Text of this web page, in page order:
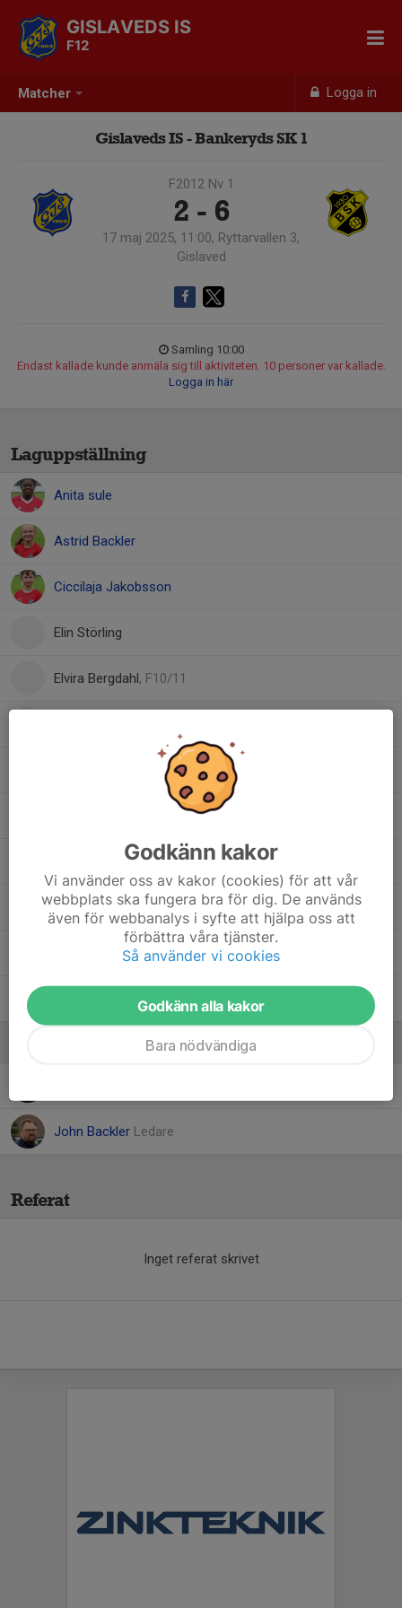
Matcher Logga in
GISLAVEDS IS
F12
Gislaveds IS - Bankeryds SK 1
F2012 Nv 1
2 - 6
17 maj 2025, 11:00, Ryttarvallen 3,
Gislaved
Samling 10:00
Endast kallade kunde anmäla sig till aktiviteten. 10 personer var kallade.
Logga in här
Laguppställning
Anita sule
Astrid Backler
Ciccilaja Jakobsson
Elin Störling
Elvira Bergdahl, F10/11
, F13/14
Tilda Andersson, F13/14
Tyra Störling
Vanessa Budac, F10/11
Wilma Jönsson
John Backler Ledare
Referat
Inget referat skrivet
Godkänn kakor
Vi använder oss av kakor (cookies) för att vår
webbplats ska fungera bra för dig. De används
även för webbanalys i syfte att hjälpa oss att
förbättra våra tjänster.
Så använder vi cookies
Godkänn alla kakor
Bara nödvändiga